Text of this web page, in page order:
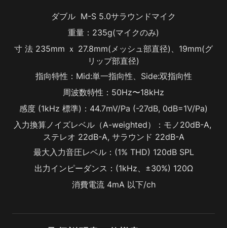
ダブル  M-S 5.0サラウンドマイク
重量：235g(マイクのみ)
寸 法 235mm ｘ 27.8mm(メッシュ部直径)、19mm(グ
リップ部直径)
指向特性：Mid:単一指向性、Side:双指向性
周波数特性：50Hz〜18kHz
感度 (1kHz 標準)：44.7mV/Pa (-27dB, 0dB=1V/Pa)
入力換算ノイズレベル（A-weighted）：モノ20dB-A,
ステレオ 22dB-A, サラウンド 22dB-A
最大入力音圧レベル：(1% THD) 120dB SPL
出力インピーダンス：(1kHz、±30%) 120Ω
消費電流 4mA 以下/ch